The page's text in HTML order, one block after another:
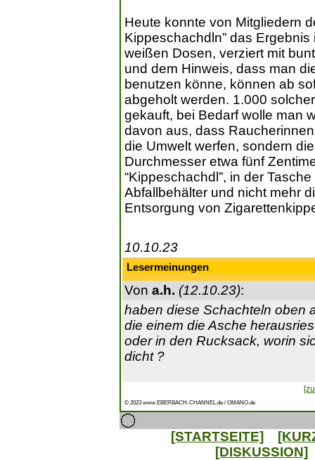
Heute konnte von Mitgliedern
Kippeschachdln” das
weißen Dosen, verziert mit
und dem Hinweis, dass man
benutzen könne, können ab
abgeholt werden. 1.000
gekauft, bei Bedarf wolle man
davon aus, dass
die Umwelt werfen, sondern
Durchmesser etwa fünf
“Kippeschachdl”, in der
Abfallbehälter und nicht mehr
Entsorgung von
10.10.23
Lesermeinungen
Von a.h. (12.10.23):
haben diese Schachteln oben
die einem die Asche
oder in den Rucksack, worin
dicht ?
© 2023 www.EBERBACH-CHANNEL.de / OMANO.de
[STARTSEITE]
[DISKUSSION]